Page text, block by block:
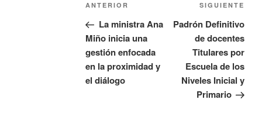
ANTERIOR
La ministra Ana
Miño inicia una
gestión enfocada
en la proximidad y
el diálogo
SIGUIENTE
Padrón Definitivo
de docentes
Titulares por
Escuela de los
Niveles Inicial y
Primario